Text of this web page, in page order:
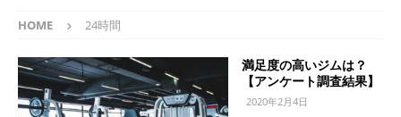
HOME 24時間
満足度の高いジムは？
【アンケート調査結果】
2020年2月4日